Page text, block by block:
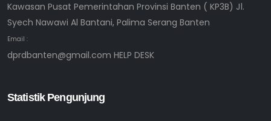
Kawasan Pusat Pemerintahan Provinsi Banten ( KP3B) Jl.
Syech Nawawi Al Bantani, Palima Serang Banten
Email :
dprdbanten@gmail.com HELP DESK
Statistik Pengunjung